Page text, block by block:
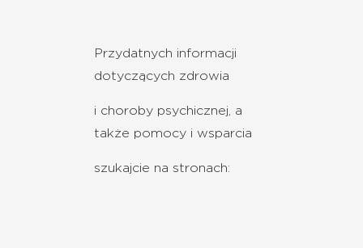
Przydatnych informacji
dotyczących zdrowia
i choroby psychicznej, a
także pomocy i wsparcia
szukajcie na stronach: